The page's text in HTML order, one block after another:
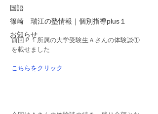
国語
篠崎 瑞江の塾情報｜個別指導plus１
お知らせ
前回Ｐ１所属の大学受験生Ａさんの体験談①
を載せました
こちらをクリック